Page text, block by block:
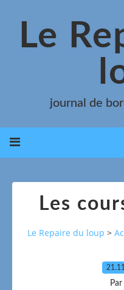
Le
journal de
Les
Le Repaire du loup >